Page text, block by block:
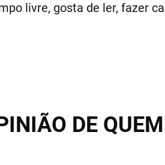
livre, gosta de ler, fazer
DE